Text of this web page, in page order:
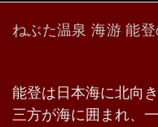
ねぶた温泉 海游 能登
能登は日本海に北向
三方が海に囲まれ、